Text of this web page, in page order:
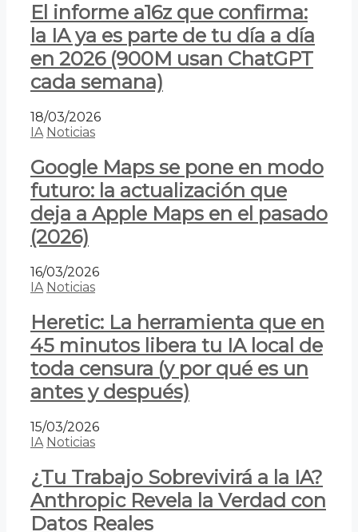
El informe a16z que confirma:
la IA ya es parte de tu día a día
en 2026 (900M usan ChatGPT
cada semana)
18/03/2026
IA Noticias
Google Maps se pone en modo
futuro: la actualización que
deja a Apple Maps en el pasado
(2026)
16/03/2026
IA Noticias
Heretic: La herramienta que en
45 minutos libera tu IA local de
toda censura (y por qué es un
antes y después)
15/03/2026
IA Noticias
¿Tu Trabajo Sobrevivirá a la IA?
Anthropic Revela la Verdad con
Datos Reales